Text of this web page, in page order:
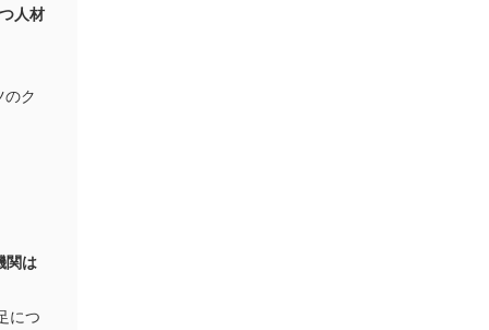
人材
ク
関は
につ